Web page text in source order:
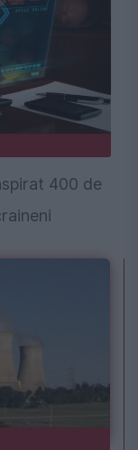
400 de